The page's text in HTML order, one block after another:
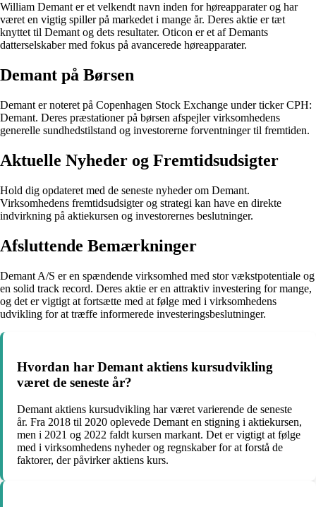
William Demant er et velkendt navn inden for høreapparater og har
været en vigtig spiller på markedet i mange år. Deres aktie er tæt
knyttet til Demant og dets resultater. Oticon er et af Demants
datterselskaber med fokus på avancerede høreapparater.
Demant på Børsen
Demant er noteret på Copenhagen Stock Exchange under ticker CPH:
Demant. Deres præstationer på børsen afspejler virksomhedens
generelle sundhedstilstand og investorerne forventninger til fremtiden.
Aktuelle Nyheder og Fremtidsudsigter
Hold dig opdateret med de seneste nyheder om Demant.
Virksomhedens fremtidsudsigter og strategi kan have en direkte
indvirkning på aktiekursen og investorernes beslutninger.
Afsluttende Bemærkninger
Demant A/S er en spændende virksomhed med stor vækstpotentiale og
en solid track record. Deres aktie er en attraktiv investering for mange,
og det er vigtigt at fortsætte med at følge med i virksomhedens
udvikling for at træffe informerede investeringsbeslutninger.
Hvordan har Demant aktiens kursudvikling
været de seneste år?
Demant aktiens kursudvikling har været varierende de seneste
år. Fra 2018 til 2020 oplevede Demant en stigning i aktiekursen,
men i 2021 og 2022 faldt kursen markant. Det er vigtigt at følge
med i virksomhedens nyheder og regnskaber for at forstå de
faktorer, der påvirker aktiens kurs.